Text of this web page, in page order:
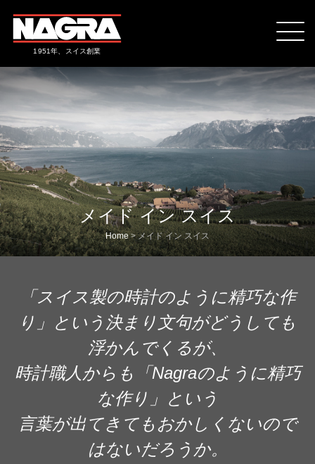
1951年、スイス創業
メイド イン スイス
Home>メイド イン スイス
「スイス製の時計のように精巧な作
り」という決まり文句がどうしても
浮かんでくるが、
時計職人からも「Nagraのように精巧
な作り」という
言葉が出てきてもおかしくないので
はないだろうか。